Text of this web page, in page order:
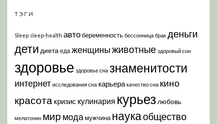
ТЭГИ
Sleep sleep-health автобеременность бессонница брак деньги
дети диета еда женщиныживотные здоровый сон
здоровье здоровье сна знаменитости
интернет исследования сна карьера качество сна кино
красота кризис кулинария курьез любовь
мелатонин мир модамужчина наукаобщество